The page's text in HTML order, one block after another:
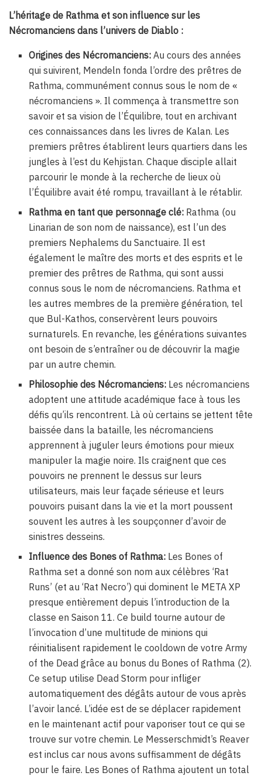
L’héritage de Rathma et son influence sur les
Nécromanciens dans l’univers de Diablo :
Origines des Nécromanciens: Au cours des années
qui suivirent, Mendeln fonda l’ordre des prêtres de
Rathma, communément connus sous le nom de «
nécromanciens ». Il commença à transmettre son
savoir et sa vision de l’Équilibre, tout en archivant
ces connaissances dans les livres de Kalan. Les
premiers prêtres établirent leurs quartiers dans les
jungles à l’est du Kehjistan. Chaque disciple allait
parcourir le monde à la recherche de lieux où
l’Équilibre avait été rompu, travaillant à le rétablir.
Rathma en tant que personnage clé: Rathma (ou
Linarian de son nom de naissance), est l’un des
premiers Nephalems du Sanctuaire. Il est
également le maître des morts et des esprits et le
premier des prêtres de Rathma, qui sont aussi
connus sous le nom de nécromanciens. Rathma et
les autres membres de la première génération, tel
que Bul-Kathos, conservèrent leurs pouvoirs
surnaturels. En revanche, les générations suivantes
ont besoin de s’entraîner ou de découvrir la magie
par un autre chemin.
Philosophie des Nécromanciens: Les nécromanciens
adoptent une attitude académique face à tous les
défis qu’ils rencontrent. Là où certains se jettent tête
baissée dans la bataille, les nécromanciens
apprennent à juguler leurs émotions pour mieux
manipuler la magie noire. Ils craignent que ces
pouvoirs ne prennent le dessus sur leurs
utilisateurs, mais leur façade sérieuse et leurs
pouvoirs puisant dans la vie et la mort poussent
souvent les autres à les soupçonner d’avoir de
sinistres desseins.
Influence des Bones of Rathma: Les Bones of
Rathma set a donné son nom aux célèbres ‘Rat
Runs’ (et au ‘Rat Necro’) qui dominent le META XP
presque entièrement depuis l’introduction de la
classe en Saison 11. Ce build tourne autour de
l’invocation d’une multitude de minions qui
réinitialisent rapidement le cooldown de votre Army
of the Dead grâce au bonus du Bones of Rathma (2).
Ce setup utilise Dead Storm pour infliger
automatiquement des dégâts autour de vous après
l’avoir lancé. L’idée est de se déplacer rapidement
en le maintenant actif pour vaporiser tout ce qui se
trouve sur votre chemin. Le Messerschmidt’s Reaver
est inclus car nous avons suffisamment de dégâts
pour le faire. Les Bones of Rathma ajoutent un total